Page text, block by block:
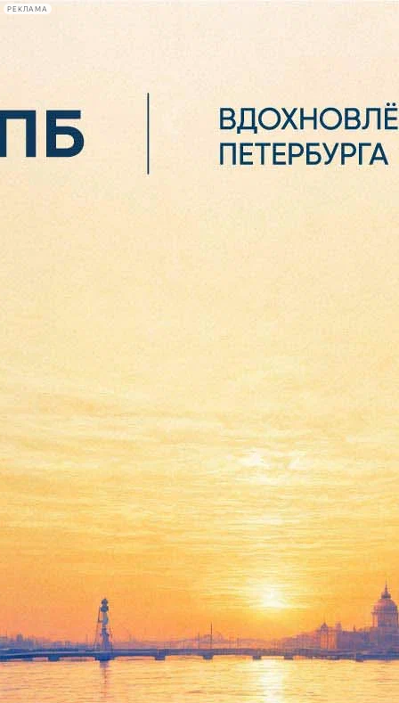
РЕКЛАМА
Сегодня:
2026.08.06
21:04